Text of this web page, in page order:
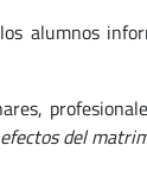
alumnos
del